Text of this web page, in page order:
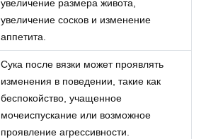
увеличение размера живота,
увеличение сосков и изменение
аппетита.
Сука после вязки может проявлять
изменения в поведении, такие как
беспокойство, учащенное
мочеиспускание или возможное
проявление агрессивности.